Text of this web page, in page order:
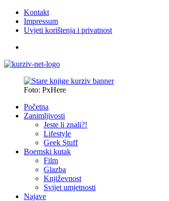
Kontakt
Impressum
Uvjeti korištenja i privatnost
Foto: PxHere
Početna
Zanimljivosti
Jeste li znali?!
Lifestyle
Geek Stuff
Boemski kutak
Film
Glazba
Književnost
Svijet umjetnosti
Najave